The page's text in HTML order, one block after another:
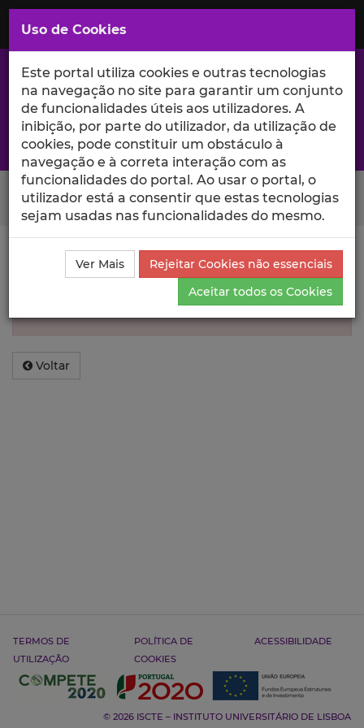
Saltar
para
Conteúdo
Principal
A excelência da investigação e ciência no Iscte
Search Button
Informação inválida
Não foi encontrada informação sobre esse
Voltar
TERMOS DE
UTILIZAÇÃO
POLÍTICA DE
COOKIES
ACESSIBILIDADE
© 2026 ISCTE – INSTITUTO UNIVERSITÁRIO DE LISBOA
Uso de Cookies
Este portal utiliza cookies e outras tecnologias
na navegação no site para garantir um conjunto
de funcionalidades úteis aos utilizadores. A
inibição, por parte do utilizador, da utilização de
cookies, pode constituir um obstáculo à
navegação e à correta interação com as
funcionalidades do portal. Ao usar o portal, o
utilizador está a consentir que estas tecnologias
sejam usadas nas funcionalidades do mesmo.
Ver Mais
Rejeitar Cookies não essenciais
Aceitar todos os Cookies